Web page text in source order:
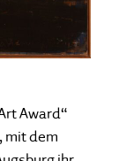
Award“
mit dem